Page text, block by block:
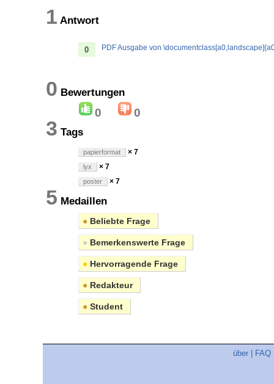
1 Antwort
0 PDF Ausgabe von
0 Bewertungen
0 0
3 Tags
papierformat × 7
lyx × 7
poster × 7
5 Medaillen
● Beliebte Frage
● Bemerkenswerte Frage
● Hervorragende Frage
● Redakteur
● Student
über FAQ